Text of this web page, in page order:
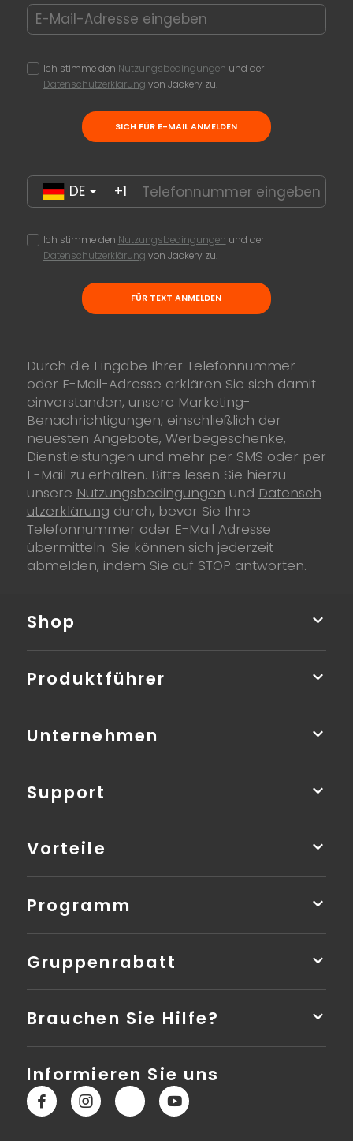
Ich stimme den Nutzungsbedingungen und der
Datenschutzerklärung von Jackery zu.
SICH FÜR E-MAIL ANMELDEN
DE +1
Ich stimme den Nutzungsbedingungen und der
Datenschutzerklärung von Jackery zu.
FÜR TEXT ANMELDEN
Durch die Eingabe Ihrer Telefonnummer
oder E-Mail-Adresse erklären Sie sich damit
einverstanden, unsere Marketing-
Benachrichtigungen, einschließlich der
neuesten Angebote, Werbegeschenke,
Dienstleistungen und mehr per SMS oder per
E-Mail zu erhalten. Bitte lesen Sie hierzu
unsere Nutzungsbedingungen und Datensch
utzerklärung durch, bevor Sie Ihre
Telefonnummer oder E-Mail Adresse
übermitteln. Sie können sich jederzeit
abmelden, indem Sie auf STOP antworten.
Shop
Produktführer
Unternehmen
Support
Vorteile
Programm
Gruppenrabatt
Brauchen Sie Hilfe?
Informieren Sie uns